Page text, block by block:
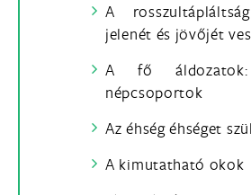
A
jelenét és jövőjét
A fő
népcsoportok
Az éhség éhséget szül
A kimutatható okok